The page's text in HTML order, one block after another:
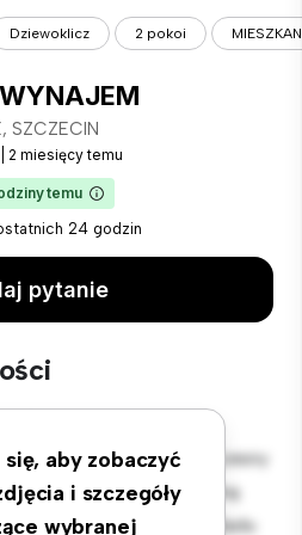
Dziewoklicz 2 pokoi
SZCZECIN
2 miesięcy temu
temu
24 godzin
pytanie
aby zobaczyć
i szczegóły
wybranej
oazie w
SZCZECIN! Ten nowoczesny
oferuje stylową i przytulną
Otwarta koncepcja układu